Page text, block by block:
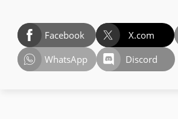
Facebook X.com
WhatsApp
Discord